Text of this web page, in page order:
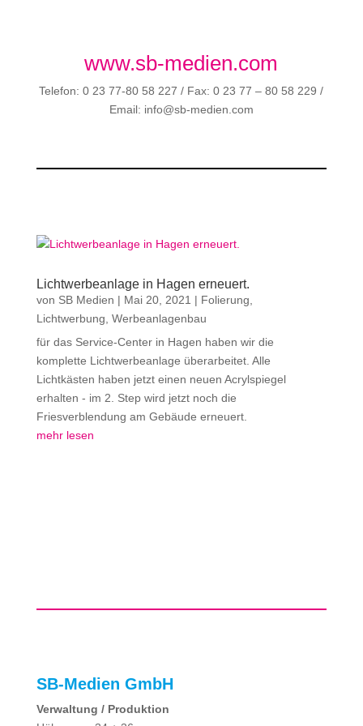
www.sb-medien.com
Telefon: 0 23 77-80 58 227 / Fax: 0 23 77 – 80 58 229 /
Email: info@sb-medien.com
Lichtwerbeanlage in Hagen erneuert.
von SB Medien | Mai 20, 2021 | Folierung
Lichtwerbung Werbeanlagenbau
für das Service-Center in Hagen haben wir die
komplette Lichtwerbeanlage überarbeitet. Alle
Lichtkästen haben jetzt einen neuen Acrylspiegel
erhalten - im 2. Step wird jetzt noch die
Friesverblendung am Gebäude erneuert.
mehr lesen
SB-Medien GmbH
Verwaltung / Produktion